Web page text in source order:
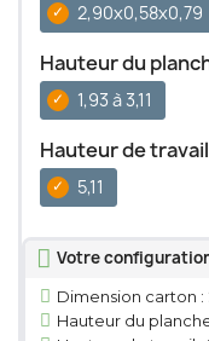
2,90x0,58x0,79
Hauteur du
1,93 à 3,11
Hauteur de
5,11
Votre
Dimension carton :
Hauteur du